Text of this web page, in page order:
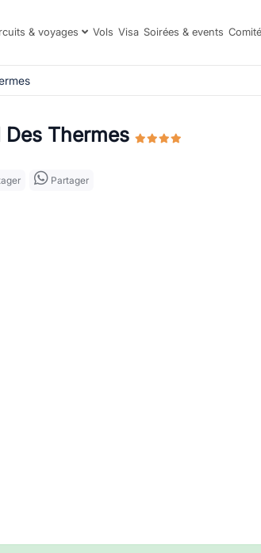
& voyages Vols Visa Soirées & events
Thermes
Partager